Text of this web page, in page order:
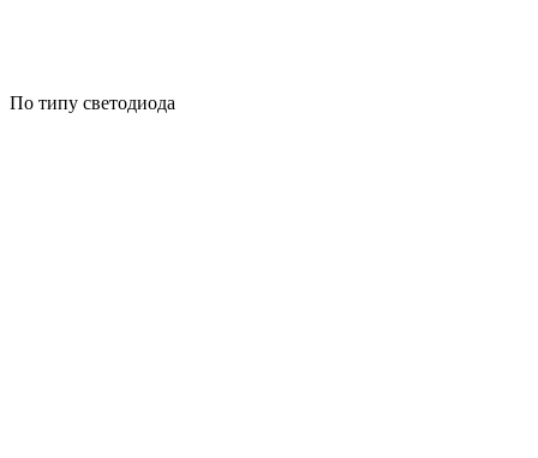
По типу светодиода